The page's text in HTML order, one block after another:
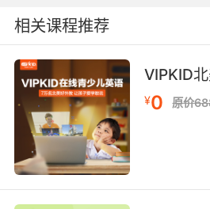
动学生的想象力，激发学习
中记住单词。 三、语境融入
意义较为抽象，而将其置于
鲜活的生命力。语境如同一
其中扮演角色，展现出具体
课堂上，教师会精心挑选丰
场景等，让学生在语境
“spring”，在“The spring
flowers are blooming.”
相关课程推荐
VIPKID
¥0 原价